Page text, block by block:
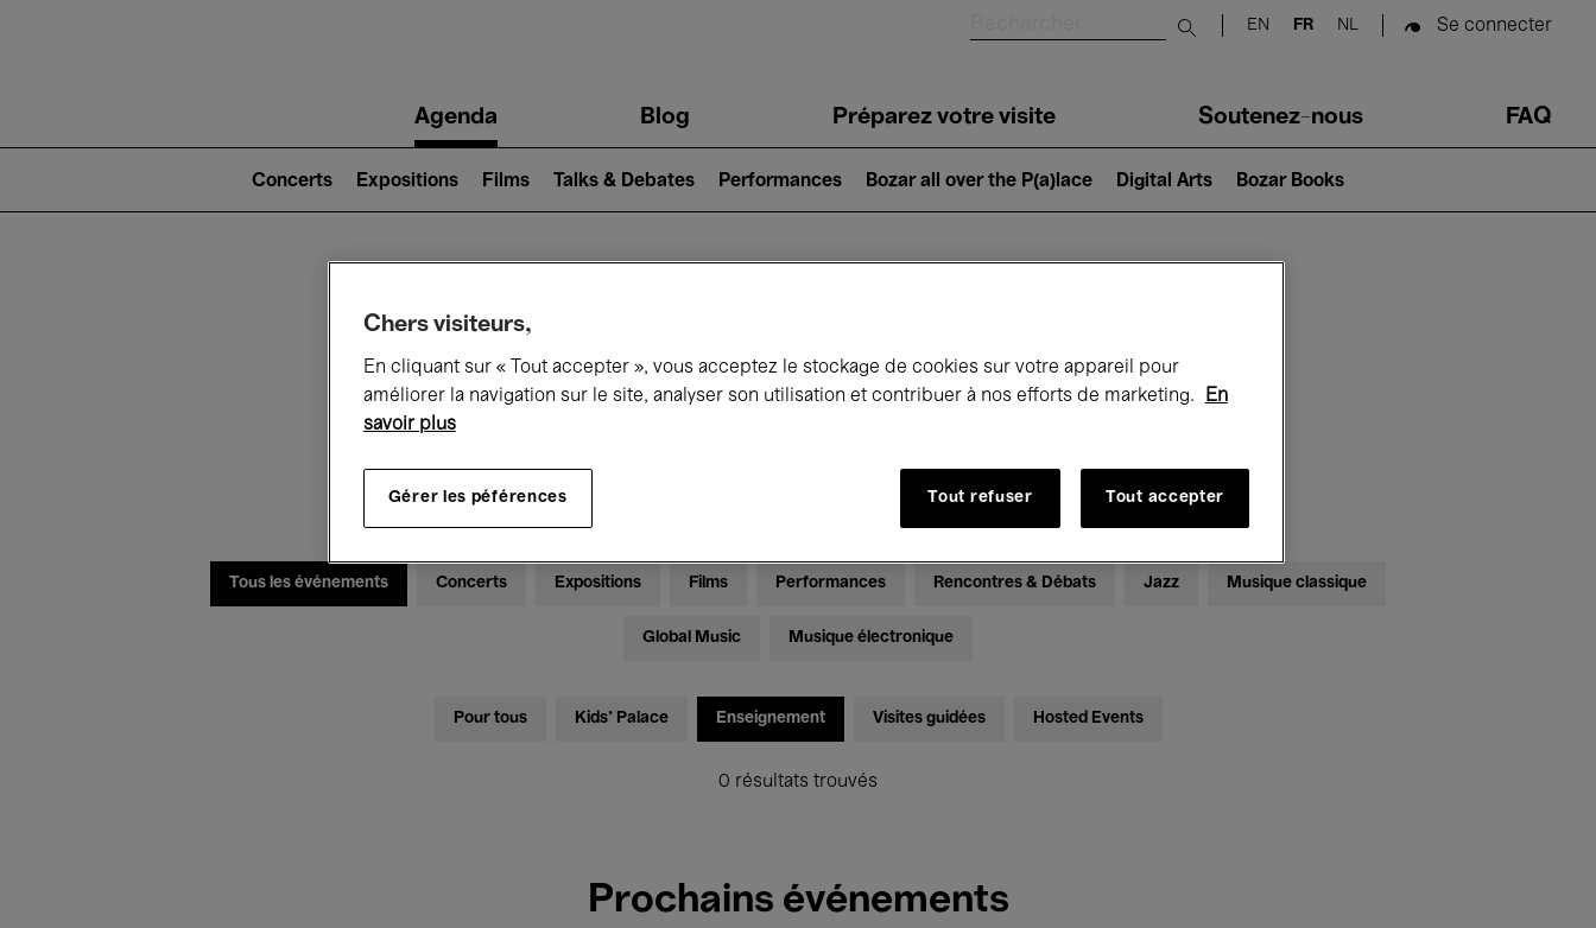
Submit search
EN FR NL Se connecter
navigationAgenda Blog Préparez votre visite Soutenez-nous FAQ
2)
Concerts Expositions Films Talks & Debates Performances Bozar all over the P(a)lace Digital Arts Bozar Books
Ce qui se passe à Bozar
Tous les événements Concerts Expositions Films Performances Rencontres & Débats Jazz Musique classique
Global Music Musique électronique
Pour tous Kids’ Palace Enseignement Visites guidées Hosted Events
0 résultats trouvés
Prochains événements
Chers visiteurs,
En cliquant sur « Tout accepter », vous acceptez le stockage de cookies sur votre appareil pour
améliorer la navigation sur le site, analyser son utilisation et contribuer à nos efforts de marketing.
En
savoir plus
Gérer les péférences Tout refuser Tout accepter